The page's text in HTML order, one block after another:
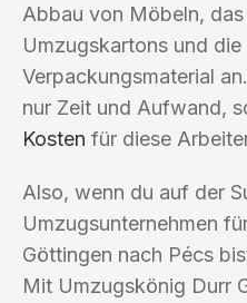
Abbau von Möbeln,
Umzugskartons und
Verpackungsmaterial
nur Zeit und Aufwand,
Kosten für diese
Also, wenn du auf der
Umzugsunternehmen
Göttingen nach Pécs
Mit Umzugskönig Durr